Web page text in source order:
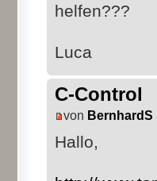
helfen???
Luca
C-Control
von BernhardS
Hallo,